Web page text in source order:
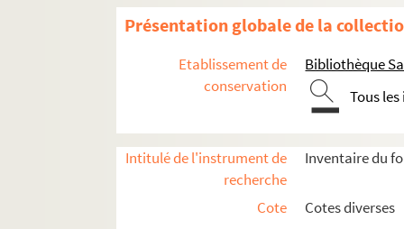
Présentation globale de la
Etablissement de
conservation
Bibliothèque
Tous
Intitulé de l'instrument de
recherche
Inventaire du
Cote
Cotes diverses
Histoire
Histoire et description de la région
Compiègne
Pierrefonds
Canton de Ressons
Canton de Ribécourt